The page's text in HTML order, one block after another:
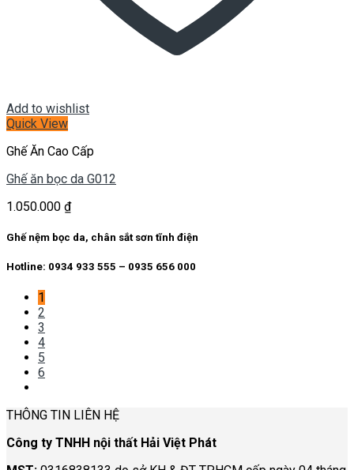
Add to wishlist
Quick View
Ghế Ăn Cao Cấp
Ghế ăn bọc da G012
1.050.000 ₫
Ghế nệm bọc da, chân sắt sơn tĩnh điện
Hotline: 0934 933 555 – 0935 656 000
1
2
3
4
5
6
THÔNG TIN LIÊN HỆ
Công ty TNHH nội thất Hải Việt Phát